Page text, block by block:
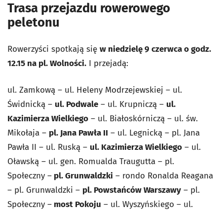
Trasa przejazdu rowerowego
peletonu
Rowerzyści spotkają się w niedzielę 9 czerwca o godz.
12.15 na pl. Wolności. I przejadą:
ul. Zamkową – ul. Heleny Modrzejewskiej – ul.
Świdnicką – ul. Podwale – ul. Krupniczą – ul.
Kazimierza Wielkiego – ul. Białoskórniczą – ul. św.
Mikołaja – pl. Jana Pawła II – ul. Legnicką – pl. Jana
Pawła II – ul. Ruską – ul. Kazimierza Wielkiego – ul.
Oławską – ul. gen. Romualda Traugutta – pl.
Społeczny – pl. Grunwaldzki – rondo Ronalda Reagana
– pl. Grunwaldzki – pl. Powstańców Warszawy – pl.
Społeczny – most Pokoju – ul. Wyszyńskiego – ul.